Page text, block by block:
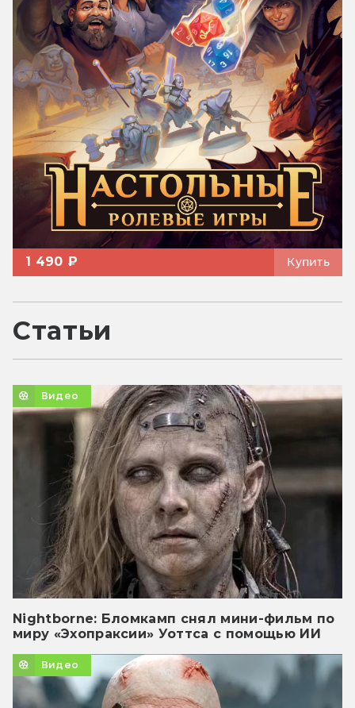
1 490 ₽ Купить
Статьи
Видео
Nightborne: Бломкамп снял мини-фильм по
миру «Эхопраксии» Уоттса с помощью ИИ
Видео